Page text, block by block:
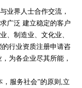
业界人士合作交流，
广泛 建立稳定的客户
、制造业、文化业、
行业资质注册申请咨
为各企业尽其所能，
服务社会”的原则,立